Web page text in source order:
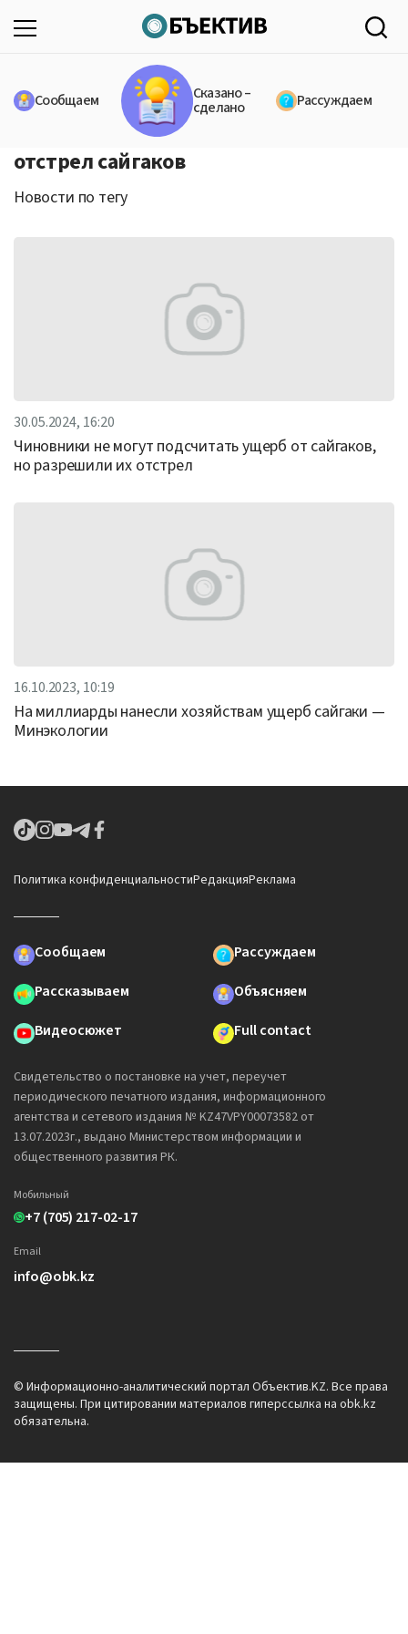
Сообщаем Сказано –
сделано Рассуждаем
отстрел сайгаков
Новости по тегу
30.05.2024, 16:20
Чиновники не могут подсчитать ущерб от сайгаков,
но разрешили их отстрел
16.10.2023, 10:19
На миллиарды нанесли хозяйствам ущерб сайгаки —
Минэкологии
Политика конфиденциальностиРедакцияРеклама
Сообщаем
Рассуждаем
Рассказываем
Объясняем
Видеосюжет
Full contact
Свидетельство о постановке на учет, переучет
периодического печатного издания, информационного
агентства и сетевого издания № KZ47VPY00073582 от
13.07.2023г., выдано Министерством информации и
общественного развития РК.
Мобильный
+7 (705) 217-02-17
Email
info@obk.kz
© Информационно-аналитический портал Объектив.KZ. Все права
защищены. При цитировании материалов гиперссылка на obk.kz
обязательна.